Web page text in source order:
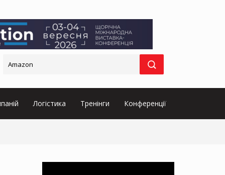
Логістика Тренінги Конференції